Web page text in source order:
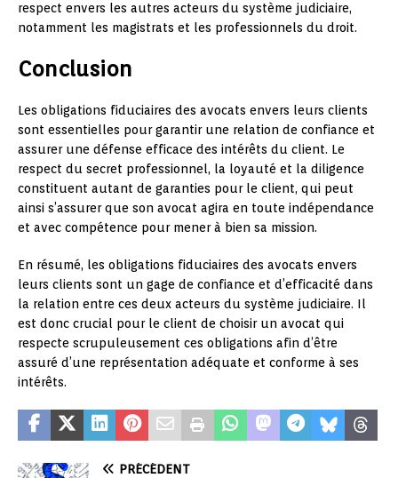
respect envers les autres acteurs du système judiciaire,
notamment les magistrats et les professionnels du droit.
Conclusion
Les obligations fiduciaires des avocats envers leurs clients
sont essentielles pour garantir une relation de confiance et
assurer une défense efficace des intérêts du client. Le
respect du secret professionnel, la loyauté et la diligence
constituent autant de garanties pour le client, qui peut
ainsi s’assurer que son avocat agira en toute indépendance
et avec compétence pour mener à bien sa mission.
En résumé, les obligations fiduciaires des avocats envers
leurs clients sont un gage de confiance et d’efficacité dans
la relation entre ces deux acteurs du système judiciaire. Il
est donc crucial pour le client de choisir un avocat qui
respecte scrupuleusement ces obligations afin d’être
assuré d’une représentation adéquate et conforme à ses
intérêts.
PRÉCÉDENT